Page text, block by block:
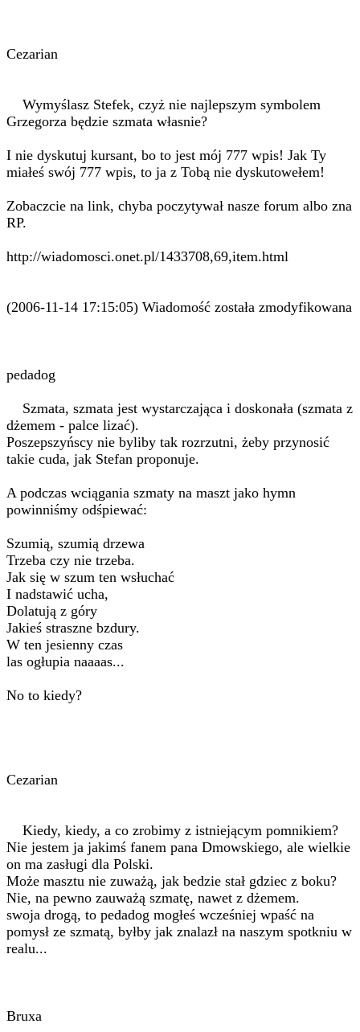
Cezarian
Wymyślasz Stefek, czyż nie najlepszym symbolem
Grzegorza będzie szmata własnie?
I nie dyskutuj kursant, bo to jest mój 777 wpis! Jak Ty
miałeś swój 777 wpis, to ja z Tobą nie dyskutowełem!
Zobaczcie na link, chyba poczytywał nasze forum albo zna
RP.
http://wiadomosci.onet.pl/1433708,69,item.html
(2006-11-14 17:15:05) Wiadomość została zmodyfikowana
pedadog
Szmata, szmata jest wystarczająca i doskonała (szmata z
dżemem - palce lizać).
Poszepszyńscy nie byliby tak rozrzutni, żeby przynosić
takie cuda, jak Stefan proponuje.
A podczas wciągania szmaty na maszt jako hymn
powinniśmy odśpiewać:
Szumią, szumią drzewa
Trzeba czy nie trzeba.
Jak się w szum ten wsłuchać
I nadstawić ucha,
Dolatują z góry
Jakieś straszne bzdury.
W ten jesienny czas
las ogłupia naaaas...
No to kiedy?
Cezarian
Kiedy, kiedy, a co zrobimy z istniejącym pomnikiem?
Nie jestem ja jakimś fanem pana Dmowskiego, ale wielkie
on ma zasługi dla Polski.
Może masztu nie zuważą, jak bedzie stał gdziec z boku?
Nie, na pewno zauważą szmatę, nawet z dżemem.
swoja drogą, to pedadog mogłeś wcześniej wpaść na
pomysł ze szmatą, byłby jak znalazł na naszym spotkniu w
realu...
Bruxa